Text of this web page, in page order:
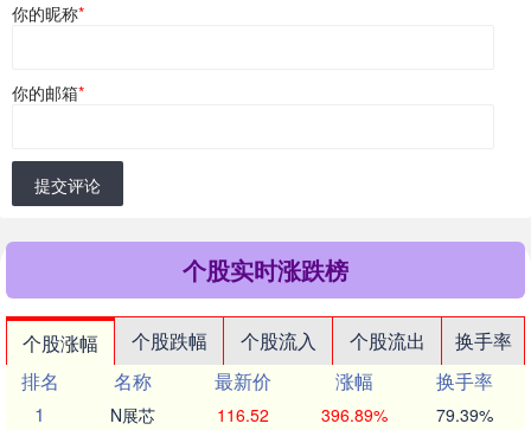
你的昵称*
你的邮箱*
提交评论
个股实时涨跌榜
个股涨幅 个股跌幅 个股流入 个股流出
换手率
排名
名称 最新价 涨幅
换手率
1
N展芯 116.52 396.89% 79.39%